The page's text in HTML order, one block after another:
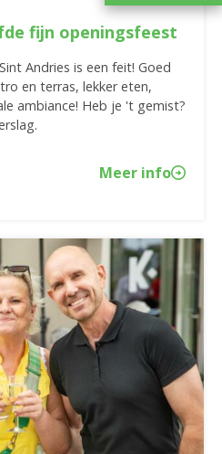
fijn openingsfeest
Andries is een feit! Goed
en terras, lekker eten,
ambiance! Heb je 't gemist?
Meer info